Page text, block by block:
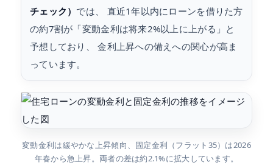
チェック） では、 直近1年以内にローンを借りた方
の約7割が「変動金利は将来2%以上に上がる」と
予想しており、 金利上昇への備えへの関心が高ま
っています。
変動金利は緩やかな上昇傾向、固定金利（フラット35）は2026
年春から急上昇。両者の差は約2.1%に拡大しています。